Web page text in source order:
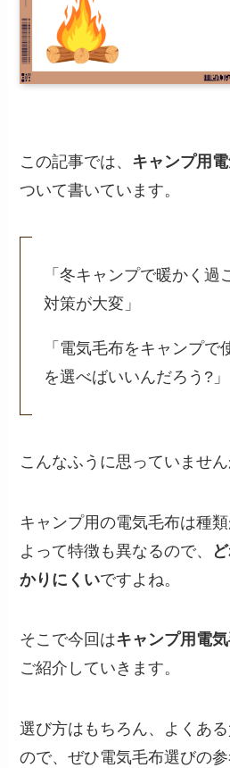
この記事では、 キャンプ用
ついて書いています。
「冬キャンプで暖かく過
対策が大変」
「電気毛布をキャンプで
を選べばいいんだろう?」
こんなふうに思っていません
キャンプ用の電気毛布は種
よって特徴も異なるので、
かりにくいですよね。
そこで今回はキャンプ用電
ご紹介していきます。
選び方はもちろん、よくあ
ので、ぜひ電気毛布選びの